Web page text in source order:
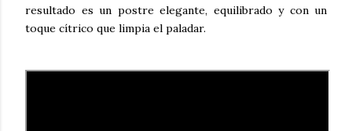
resultado es un postre elegante, equilibrado y con un
toque cítrico que limpia el paladar.